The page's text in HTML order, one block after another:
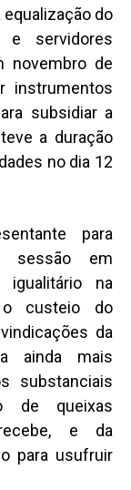
do
e servidores
novembro de
instrumentos
subsidiar a
a duração
no dia 12
para
sessão em
na
o custeio do
da
ainda mais
substanciais
de queixas
e da
para usufruir